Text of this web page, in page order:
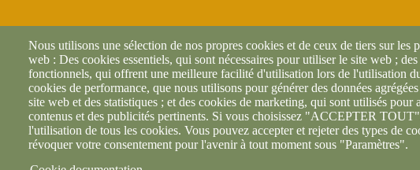
Nous utilisons une sélection de nos propres cookies et de ceux de tiers sur les
web : Des cookies essentiels, qui sont nécessaires pour utiliser le site web ;
fonctionnels, qui offrent une meilleure facilité d'utilisation lors de l'utilisation
cookies de performance, que nous utilisons pour générer des données
site web et des statistiques ; et des cookies de marketing, qui sont utilisés pour
contenus et des publicités pertinents. Si vous choisissez "ACCEPTER
l'utilisation de tous les cookies. Vous pouvez accepter et rejeter des types de
révoquer votre consentement pour l'avenir à tout moment sous "Paramètres".